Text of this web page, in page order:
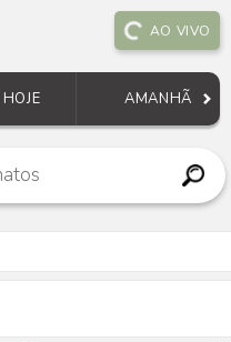
AO VIVO
AMANHÃ